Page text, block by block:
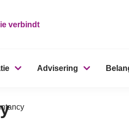
verbindt
Advisering